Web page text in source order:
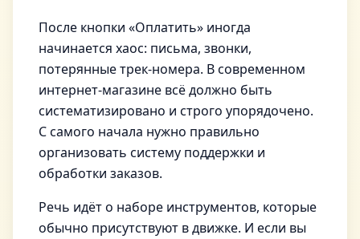
После кнопки «Оплатить» иногда
начинается хаос: письма, звонки,
потерянные трек-номера. В современном
интернет-магазине всё должно быть
систематизировано и строго упорядочено.
С самого начала нужно правильно
организовать систему поддержки и
обработки заказов.
Речь идёт о наборе инструментов, которые
обычно присутствуют в движке. И если вы